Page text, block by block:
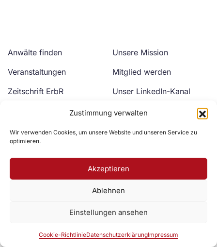
Zustimmung verwalten
Wir verwenden Cookies, um unsere Website und unseren Service zu
optimieren.
Akzeptieren
Ablehnen
Einstellungen ansehen
Cookie-RichtlinieDatenschutzerklärungImpressum
Anwälte finden
Veranstaltungen
Zeitschrift ErbR
Unsere Mission
Mitglied werden
Unser LinkedIn-Kanal
Unser YouTube-Kanal
Zur DAV Webseite